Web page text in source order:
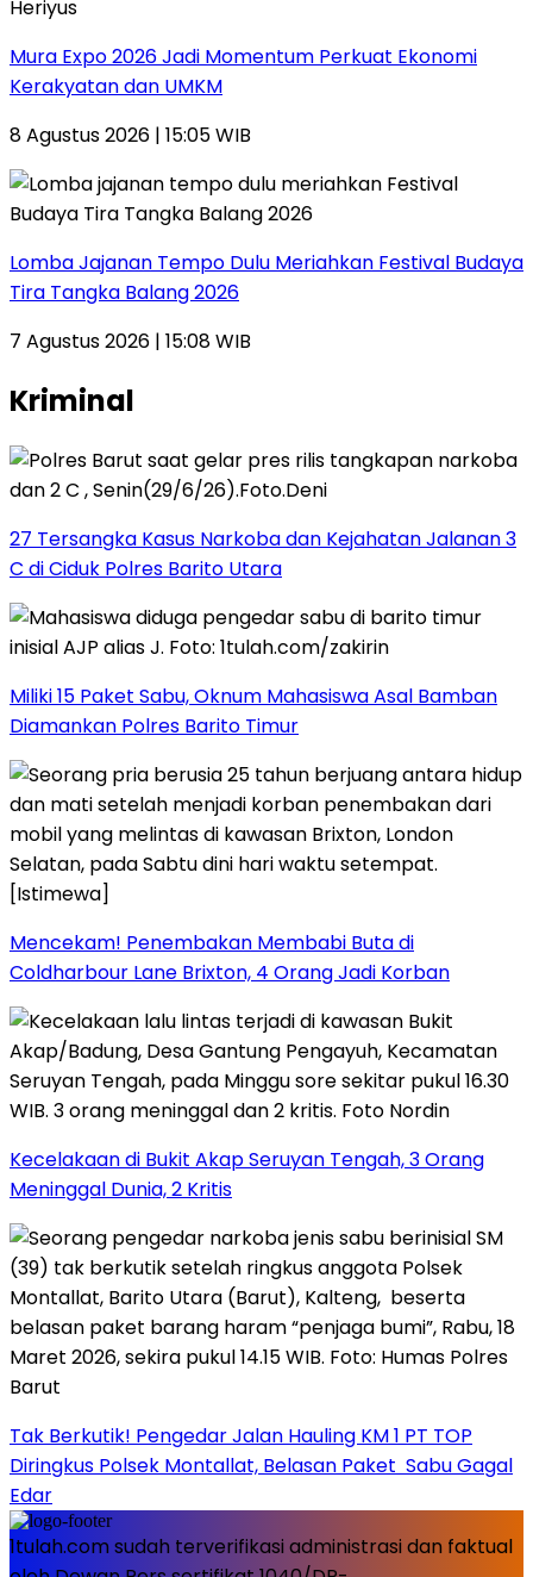
Mura Expo 2026 Jadi Momentum Perkuat Ekonomi
Kerakyatan dan UMKM
8 Agustus 2026 | 15:05 WIB
Lomba Jajanan Tempo Dulu Meriahkan Festival Budaya
Tira Tangka Balang 2026
7 Agustus 2026 | 15:08 WIB
Kriminal
27 Tersangka Kasus Narkoba dan Kejahatan Jalanan 3
C di Ciduk Polres Barito Utara
Miliki 15 Paket Sabu, Oknum Mahasiswa Asal Bamban
Diamankan Polres Barito Timur
Mencekam! Penembakan Membabi Buta di
Coldharbour Lane Brixton, 4 Orang Jadi Korban
Kecelakaan di Bukit Akap Seruyan Tengah, 3 Orang
Meninggal Dunia, 2 Kritis
Tak Berkutik! Pengedar Jalan Hauling KM 1 PT TOP
Diringkus Polsek Montallat, Belasan Paket Sabu Gagal
Edar
1tulah.com sudah terverifikasi administrasi dan faktual